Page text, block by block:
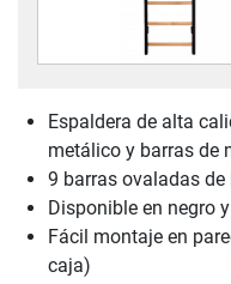
Espaldera de alta
metálico y barras de
9 barras ovaladas de
Disponible en negro
Fácil montaje en
caja)